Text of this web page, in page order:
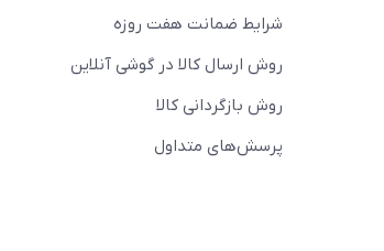
شرایط ضمانت هفت روزه
روش ارسال کالا در گوشی آنلاین
روش بازگردانی کالا
پرسش‌های متداول